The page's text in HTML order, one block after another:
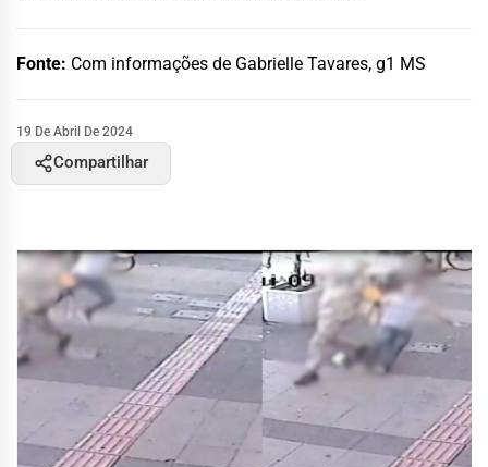
Fonte: Com informações de Gabrielle Tavares, g1 MS
19 De Abril De 2024
Compartilhar